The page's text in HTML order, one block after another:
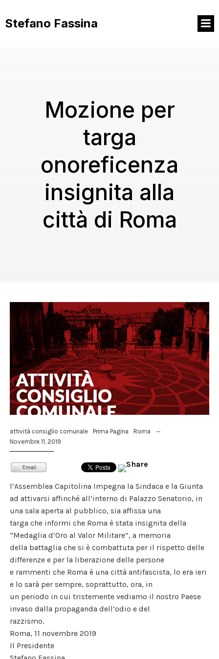
contenuto
Stefano Fassina
Mozione per
targa
onoreficenza
insignita alla
città di Roma
attività consiglio comunale Prima Pagina
Roma
Novembre 11, 2019
l’Assemblea Capitolina Impegna la Sindaca e la Giunta
ad attivarsi affinché all’interno di Palazzo Senatorio, in
una sala aperta al pubblico, sia affissa una
targa che informi che Roma è stata insignita della
“Medaglia d’Oro al Valor Militare”, a memoria
della battaglia che si è combattuta per il rispetto delle
differenze e per la liberazione delle persone
e rammenti che Roma è una città antifascista, lo era ieri
e lo sarà per sempre, soprattutto, ora, in
un periodo in cui tristemente vediamo il nostro Paese
invaso dalla propaganda dell’odio e del
razzismo.
Roma, 11 novembre 2019
Il Presidente